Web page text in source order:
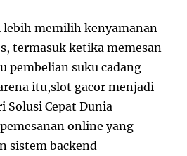
lebih memilih kenyamanan
termasuk ketika memesan
pembelian suku cadang
itu,slot gacor menjadi
Solusi Cepat Dunia
online yang
sistem backend